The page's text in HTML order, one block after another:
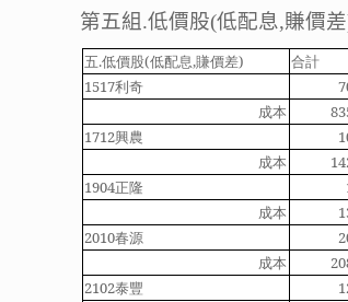
第五組.低價股(低配息,賺價差
五.低價股(低配息,賺價差) 合計
1517利奇
成本
1712興農
成本
1904正隆
成本
2010春源
成本
2102泰豐